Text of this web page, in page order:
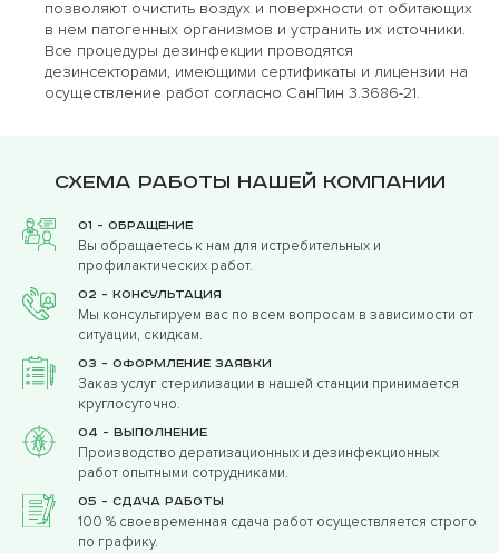
позволяют очистить воздух и поверхности от обитающих
в нем патогенных организмов и устранить их источники.
Все процедуры дезинфекции проводятся
дезинсекторами, имеющими сертификаты и лицензии на
осуществление работ согласно СанПин 3.3686-21.
Схема работы нашей компании
01 - Обращение
Вы обращаетесь к нам для истребительных и
профилактических работ.
02 - Консультация
Мы консультируем вас по всем вопросам в зависимости от
ситуации, скидкам.
03 - Оформление заявки
Заказ услуг стерилизации в нашей станции принимается
круглосуточно.
04 - Выполнение
Производство дератизационных и дезинфекционных
работ опытными сотрудниками.
05 - Сдача работы
100 % своевременная сдача работ осуществляется строго
по графику.